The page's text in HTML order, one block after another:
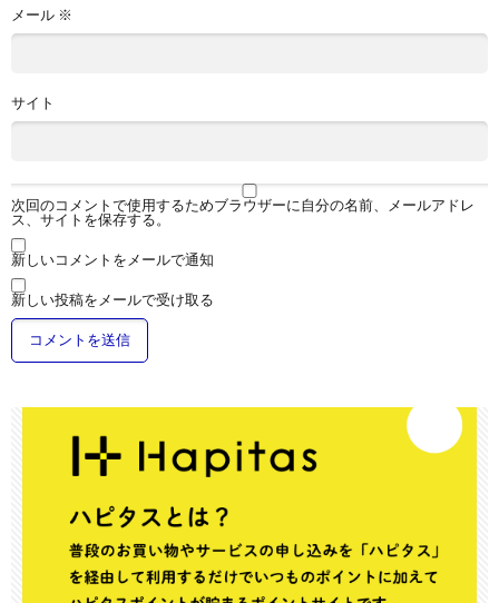
メール ※
サイト
次回のコメントで使用するためブラウザーに自分の名前、メールアドレ
ス、サイトを保存する。
新しいコメントをメールで通知
新しい投稿をメールで受け取る